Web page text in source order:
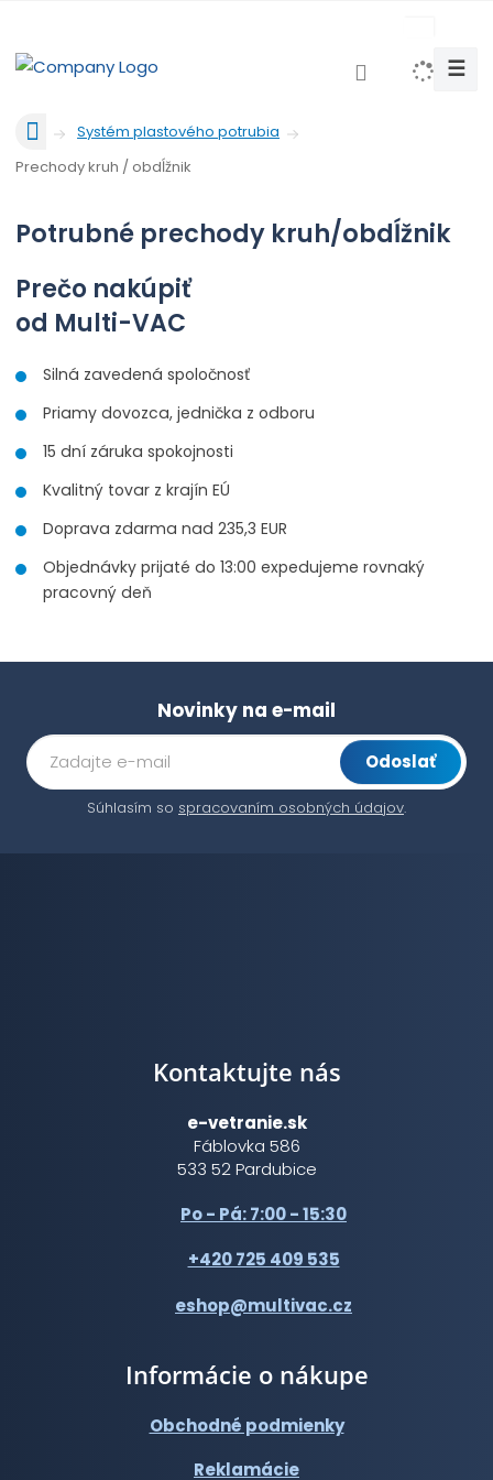
a
☰
o
n
á
t
r
n
Systém plastového potrubia
Prechody kruh / obdĺžnik
Potrubné prechody kruh/obdĺžnik
Prečo nakúpiť
od Multi-VAC
Silná zavedená spoločnosť
Priamy dovozca, jednička z odboru
15 dní záruka spokojnosti
Kvalitný tovar z krajín EÚ
Doprava zdarma nad 235,3 EUR
Objednávky prijaté do 13:00 expedujeme rovnaký
pracovný deň
Novinky na e-mail
Odoslať
Súhlasím so spracovaním osobných údajov.
Kontaktujte nás
e-vetranie.sk
Fáblovka 586
533 52 Pardubice
Po - Pá: 7:00 - 15:30
+420 725 409 535
eshop@multivac.cz
Informácie o nákupe
Obchodné podmienky
Reklamácie